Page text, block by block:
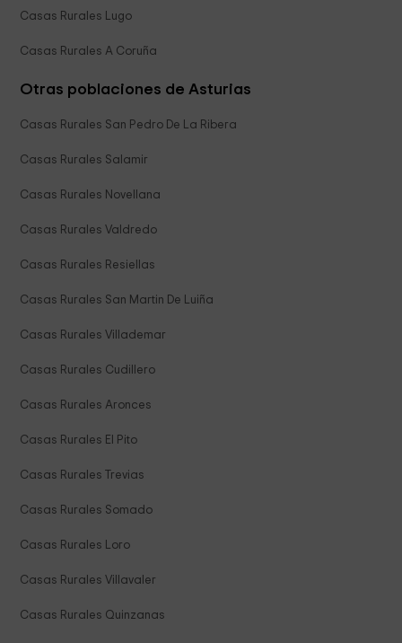
Casas Rurales Lugo
Casas Rurales A Coruña
Otras poblaciones de Asturias
Casas Rurales San Pedro De La Ribera
Casas Rurales Salamir
Casas Rurales Novellana
Casas Rurales Valdredo
Casas Rurales Resiellas
Casas Rurales San Martin De Luiña
Casas Rurales Villademar
Casas Rurales Cudillero
Casas Rurales Aronces
Casas Rurales El Pito
Casas Rurales Trevias
Casas Rurales Somado
Casas Rurales Loro
Casas Rurales Villavaler
Casas Rurales Quinzanas